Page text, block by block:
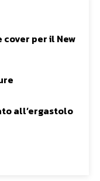
cover per il New
all’ergastolo